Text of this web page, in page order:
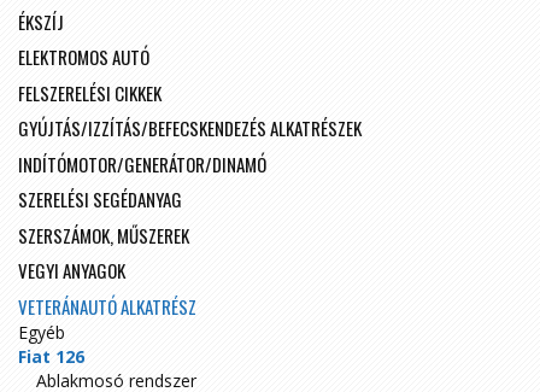
ÉKSZÍJ
ELEKTROMOS AUTÓ
FELSZERELÉSI CIKKEK
GYÚJTÁS/IZZÍTÁS/BEFECSKENDEZÉS ALKATRÉSZEK
INDÍTÓMOTOR/GENERÁTOR/DINAMÓ
SZERELÉSI SEGÉDANYAG
SZERSZÁMOK, MŰSZEREK
VEGYI ANYAGOK
VETERÁNAUTÓ ALKATRÉSZ
Egyéb
Fiat 126
Ablakmosó rendszer